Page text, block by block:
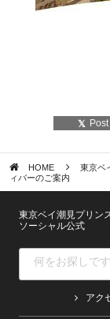
Post
HOME 東京ベ
ィバーのご案内
東京ベイ潮見プリン
ソーシャル公式
アク